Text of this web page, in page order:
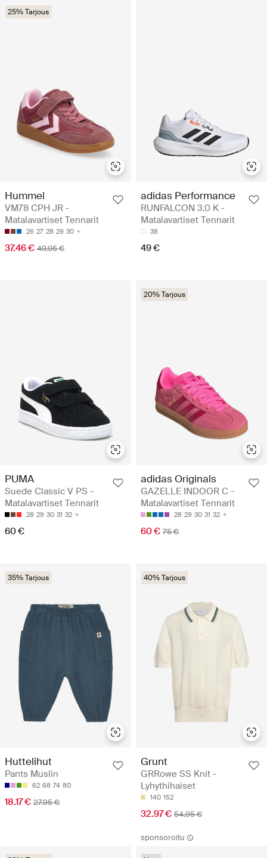
25% Tarjous
Hummel
VM78 CPH JR -
Matalavartiset Tennarit
26 27 28 29 30
37.46 € 49.95 €
adidas Performance
RUNFALCON 3.0 K -
Matalavartiset Tennarit
38
49 €
PUMA
Suede Classic V PS -
Matalavartiset Tennarit
28 29 30 31 32
60 €
20% Tarjous
adidas Originals
GAZELLE INDOOR C -
Matalavartiset Tennarit
28 29 30 31 32
60 € 75 €
35% Tarjous
Huttelihut
Pants Muslin
62 68 74 80
18.17 € 27.95 €
40% Tarjous
Grunt
GRRowe SS Knit -
Lyhythihaiset
140 152
32.97 € 54.95 €
sponsoroitu